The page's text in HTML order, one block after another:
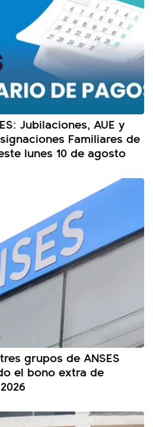
Jubilaciones, AUE y
Familiares de
lunes 10 de agosto
grupos de ANSES
el bono extra de